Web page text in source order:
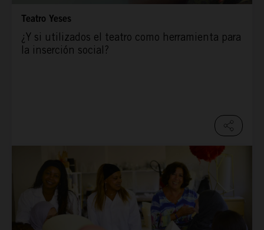
Teatro Yeses
¿Y si utilizados el teatro como herramienta para
la inserción social?